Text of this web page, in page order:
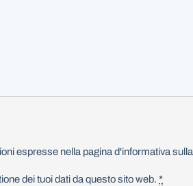
espresse nella pagina d'informativa sulla
dei tuoi dati da questo sito web. *